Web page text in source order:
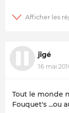
jigé
16 mai
Tout le monde
Fouquet's ...ou